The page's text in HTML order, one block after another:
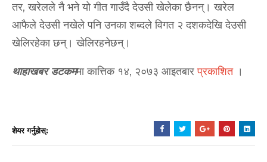
तर, खरेलले नै भने यो गीत गाउँदै देउसी खेलेका छैनन्। खरेल
आफैले देउसी नखेले पनि उनका शब्दले विगत २ दशकदेखि देउसी
खेलिरहेका छन्। खेलिरहनेछन्।
थाहाखबर डटकममा कात्तिक १४, २०७३ आइतबारप्रकाशित।
शेयर गर्नुहोस्: